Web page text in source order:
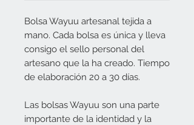
Bolsa Wayuu artesanal tejida a
mano. Cada bolsa es única y lleva
consigo el sello personal del
artesano que la ha creado. Tiempo
de elaboración 20 a 30 días.
Las bolsas Wayuu son una parte
importante de la identidad y la